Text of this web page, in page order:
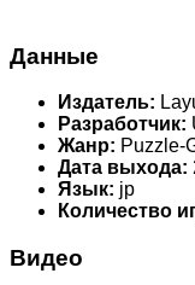
Данные
Издатель:
Разработчик:
Жанр: Puzzle-
Дата выхода:
Язык: jp
Количество
Видео